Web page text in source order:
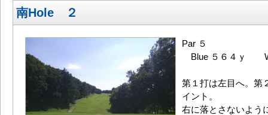
南Hole ２
Par ５
Blue ５６４ｙ
第１打は左目へ。第
イント。
右に落とさないよう